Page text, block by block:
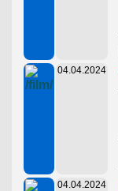
04.04.2024
04.04.2024